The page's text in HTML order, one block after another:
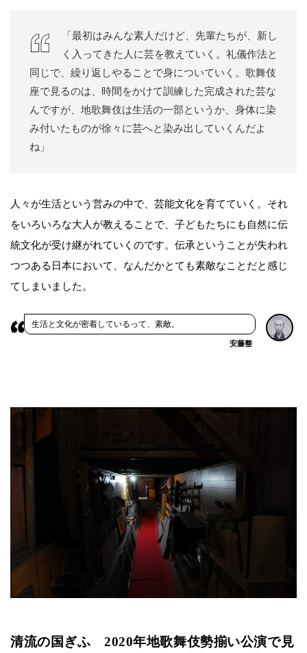
「最初はみんな素人だけど、先輩たちが、新し
く入ってきた人に芸を教えていく。礼儀作法と
同じで、繰り返しやることで身についていく。歌舞伎
座で見るのは、時間をかけて訓練した完成された芸な
んですが、地歌舞伎は生活の一部というか、身体に染
み付いたものが徐々に芸へと染み出していくんだよ
ね」
人々が生活という営みの中で、芸能文化を育てていく。それ
をいろいろな大人が教えることで、子どもたちにも自然に伝
統文化が受け継がれていくのです。伝承ということが失われ
つつある日本において、なんだかとても素敵なことだと感じ
てしまいました。
生活と文化が密着しているって、素敵。
安藤整
清流の国ぎふ 2020年地歌舞伎勢揃い公演で見